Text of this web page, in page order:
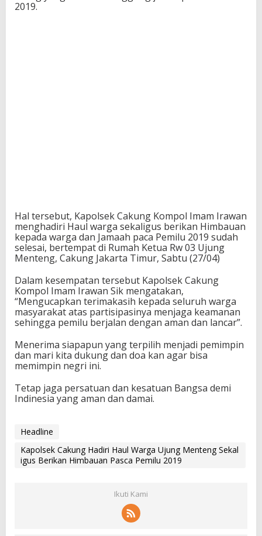
2019.
Hal tersebut, Kapolsek Cakung Kompol Imam Irawan
menghadiri Haul warga sekaligus berikan Himbauan
kepada warga dan Jamaah paca Pemilu 2019 sudah
selesai, bertempat di Rumah Ketua Rw 03 Ujung
Menteng, Cakung Jakarta Timur, Sabtu (27/04)
Dalam kesempatan tersebut Kapolsek Cakung
Kompol Imam Irawan Sik mengatakan,
“Mengucapkan terimakasih kepada seluruh warga
masyarakat atas partisipasinya menjaga keamanan
sehingga pemilu berjalan dengan aman dan lancar”.
Menerima siapapun yang terpilih menjadi pemimpin
dan mari kita dukung dan doa kan agar bisa
memimpin negri ini.
Tetap jaga persatuan dan kesatuan Bangsa demi
Indinesia yang aman dan damai.
Headline
Kapolsek Cakung Hadiri Haul Warga Ujung Menteng Sekal
igus Berikan Himbauan Pasca Pemilu 2019
Ikuti Kami